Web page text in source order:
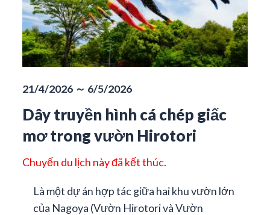
21/4/2026 ～ 6/5/2026
Dây truyền hình cá chép giấc
mơ trong vườn Hirotori
Chuyến du lịch này đã kết thúc.
Là một dự án hợp tác giữa hai khu vườn lớn
của Nagoya (Vườn Hirotori và Vườn